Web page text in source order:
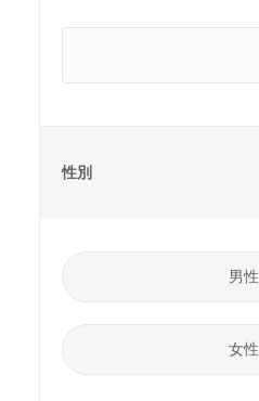
性別
男性
女性